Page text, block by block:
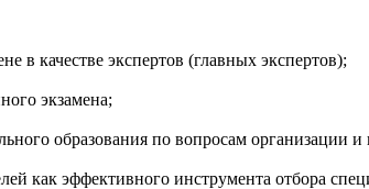
в качестве экспертов (главных экспертов);
экзамена;
образования по вопросам организации
как эффективного инструмента отбора